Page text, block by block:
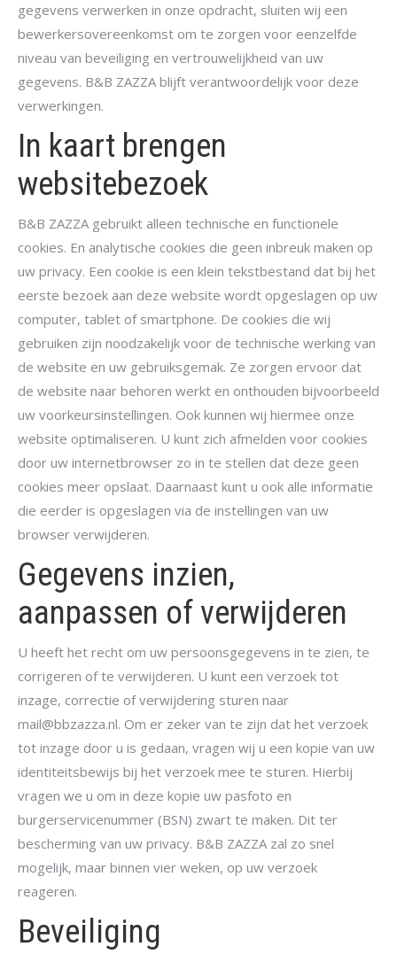
gegevens verwerken in onze opdracht, sluiten wij een
bewerkersovereenkomst om te zorgen voor eenzelfde
niveau van beveiliging en vertrouwelijkheid van uw
gegevens. B&B ZAZZA blijft verantwoordelijk voor deze
verwerkingen.
In kaart brengen
websitebezoek
B&B ZAZZA gebruikt alleen technische en functionele
cookies. En analytische cookies die geen inbreuk maken op
uw privacy. Een cookie is een klein tekstbestand dat bij het
eerste bezoek aan deze website wordt opgeslagen op uw
computer, tablet of smartphone. De cookies die wij
gebruiken zijn noodzakelijk voor de technische werking van
de website en uw gebruiksgemak. Ze zorgen ervoor dat
de website naar behoren werkt en onthouden bijvoorbeeld
uw voorkeursinstellingen. Ook kunnen wij hiermee onze
website optimaliseren. U kunt zich afmelden voor cookies
door uw internetbrowser zo in te stellen dat deze geen
cookies meer opslaat. Daarnaast kunt u ook alle informatie
die eerder is opgeslagen via de instellingen van uw
browser verwijderen.
Gegevens inzien,
aanpassen of verwijderen
U heeft het recht om uw persoonsgegevens in te zien, te
corrigeren of te verwijderen. U kunt een verzoek tot
inzage, correctie of verwijdering sturen naar
mail@bbzazza.nl. Om er zeker van te zijn dat het verzoek
tot inzage door u is gedaan, vragen wij u een kopie van uw
identiteitsbewijs bij het verzoek mee te sturen. Hierbij
vragen we u om in deze kopie uw pasfoto en
burgerservicenummer (BSN) zwart te maken. Dit ter
bescherming van uw privacy. B&B ZAZZA zal zo snel
mogelijk, maar binnen vier weken, op uw verzoek
reageren.
Beveiliging